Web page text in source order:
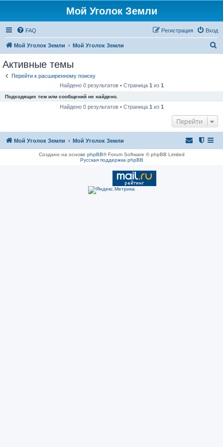
Мой Уголок Земли
FAQ Вход
Регистрация
Мой Уголок Земли Мой Уголок Земли
Активные темы
Перейти к расширенному поиску
Найдено 0 результатов • Страница 1 из 1
Подходящих тем или сообщений не найдено.
Найдено 0 результатов • Страница 1 из 1
Перейти
Мой Уголок Земли Мой Уголок Земли
Создано на основе phpBB® Forum Software © phpBB Limited
Русская поддержка phpBB